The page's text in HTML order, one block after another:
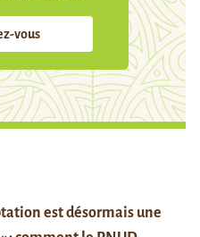
vous
est désormais une